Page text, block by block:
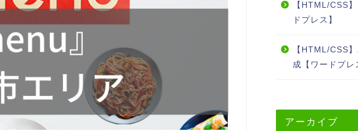
【HTML/CSS
ドプレス】
【HTML/CSS
成【ワードプレ
アーカイブ